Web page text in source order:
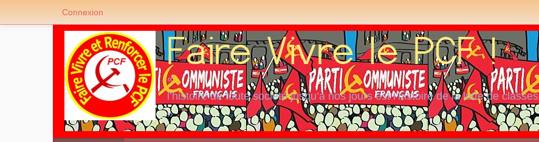
«
l’histoire de toute société jusqu’à nos jours est l’histoire de la lutte de classes
»
Connexion